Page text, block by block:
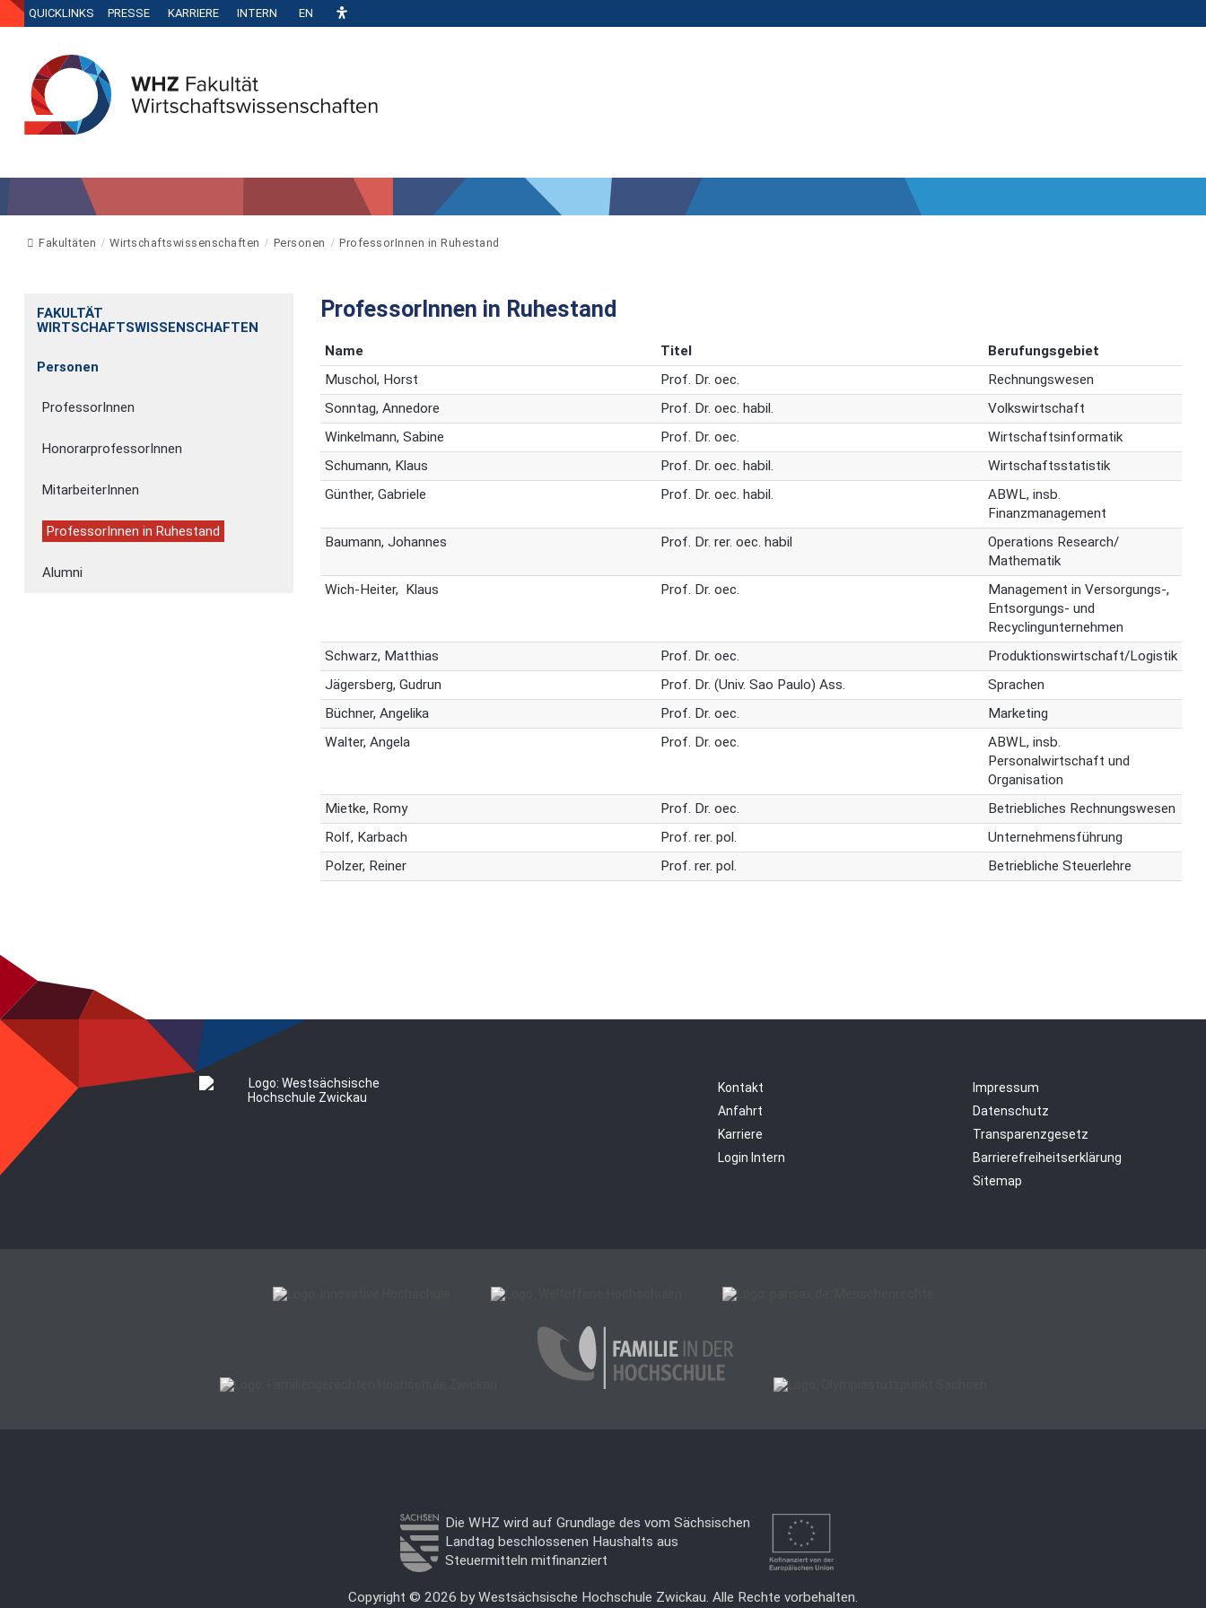
QUICKLINKS PRESSE KARRIERE INTERN EN
Fakultäten Wirtschaftswissenschaften Personen ProfessorInnen in Ruhestand
FAKULTÄT
WIRTSCHAFTSWISSENSCHAFTEN
Personen
ProfessorInnen
HonorarprofessorInnen
MitarbeiterInnen
ProfessorInnen in Ruhestand
Alumni
ProfessorInnen in Ruhestand
Name Titel
Berufungsgebiet
Muschol, Horst Prof. Dr. oec.
Rechnungswesen
Sonntag, Annedore
Prof. Dr. oec. habil.
Volkswirtschaft
Winkelmann, Sabine
Prof. Dr. oec.
Wirtschaftsinformatik
Schumann, Klaus
Prof. Dr. oec. habil.
Wirtschaftsstatistik
Günther, Gabriele
Prof. Dr. oec. habil.
ABWL, insb.
Finanzmanagement
Baumann, Johannes
Prof. Dr. rer. oec. habil
Operations Research/
Mathematik
Wich-Heiter, Klaus
Prof. Dr. oec.
Management in Versorgungs-,
Entsorgungs- und
Recyclingunternehmen
Schwarz, Matthias
Prof. Dr. oec.
Produktionswirtschaft/Logistik
Jägersberg, Gudrun
Prof. Dr. (Univ. Sao Paulo) Ass.
Sprachen
Büchner, Angelika
Prof. Dr. oec.
Marketing
Walter, Angela
Prof. Dr. oec.
ABWL, insb.
Personalwirtschaft und
Organisation
Mietke, Romy
Prof. Dr. oec.
Betriebliches Rechnungswesen
Rolf, Karbach
Prof. rer. pol.
Unternehmensführung
Polzer, Reiner
Prof. rer. pol. Betriebliche Steuerlehre
Kontakt
Anfahrt
Karriere
Login Intern
Impressum
Datenschutz
Transparenzgesetz
Barrierefreiheitserklärung
Sitemap
Die WHZ wird auf Grundlage des vom Sächsischen
Landtag beschlossenen Haushalts aus
Steuermitteln mitfinanziert
Copyright © 2026 by Westsächsische Hochschule Zwickau. Alle Rechte vorbehalten.